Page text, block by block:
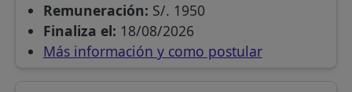
Remuneración: S/. 1950
Finaliza el: 18/08/2026
Más información y como postular